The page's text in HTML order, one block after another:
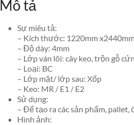
Mô tả
Sự miêu tả:
– Kích thước: 1220mm
– Độ dày: 4mm
– Lớp ván lõi: cây keo, trộn gỗ
– Loại: BC
– Lớp mặt/ lớp sau: Xốp
– Keo: MR / E1 / E2
Sử dụng:
– Để tạo ra các sản phẩm,
Hình ảnh: